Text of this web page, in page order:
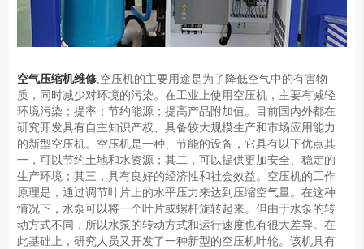
空气压缩机维修,空压机的主要用途是为了降低空气中的有害物
质，同时减少对环境的污染。在工业上使用空压机，主要有减轻
环境污染；提率；节约能源；提高产品附加值。目前国内外都在
研究开发具有自主知识产权、具备较大规模生产和市场应用能力
的新型空压机。空压机是一种、节能的设备，它具有以下优点其
一，可以节约土地和水资源；其二，可以提供更加安全、稳定的
生产环境；其三，具有良好的经济性和社会效益。空压机的工作
原理是，通过调节叶片上的水平压力来达到压缩空气量。在这种
情况下，水泵可以将一个叶片或螺杆旋转起来。但由于水泵的转
动方式不同，所以水泵的转动方式和运行速度也有很大差异。在
此基础上，研究人员又开发了一种新型的空压机叶轮。该机具有